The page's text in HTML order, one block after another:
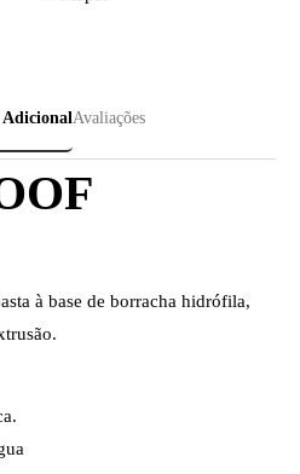
Avaliações
à base de borracha hidrófila,